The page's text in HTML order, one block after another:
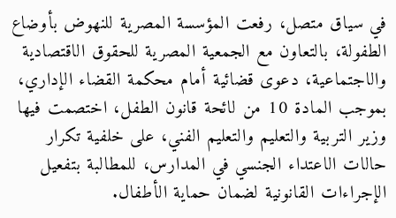
في سياق متصل، رفعت المؤسسة المصرية للنهوض بأوضاع
الطفولة، بالتعاون مع الجمعية المصرية للحقوق الاقتصادية
والاجتماعية، دعوى قضائية أمام محكمة القضاء الإداري،
بموجب المادة 10 من لائحة قانون الطفل، اختصمت فيها
وزير التربية والتعليم والتعليم الفني، على خلفية تكرار
حالات الاعتداء الجنسي في المدارس، للمطالبة بتفعيل
الإجراءات القانونية لضمان حماية الأطفال.